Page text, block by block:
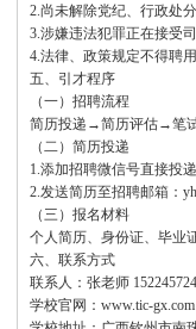
2.尚未解除党纪、行政处
3.涉嫌违法犯罪正在接受
4.法律、政策规定不得聘
五、引才程序
（一）招聘流程
简历投递→简历评估→笔
（二）简历投递
1.添加招聘微信号直接投
2.发送简历至招聘邮箱：
（三）报名材料
个人简历、身份证、毕业
六、联系方式
联系人：张老师
学校官网：www.tic-gx.com